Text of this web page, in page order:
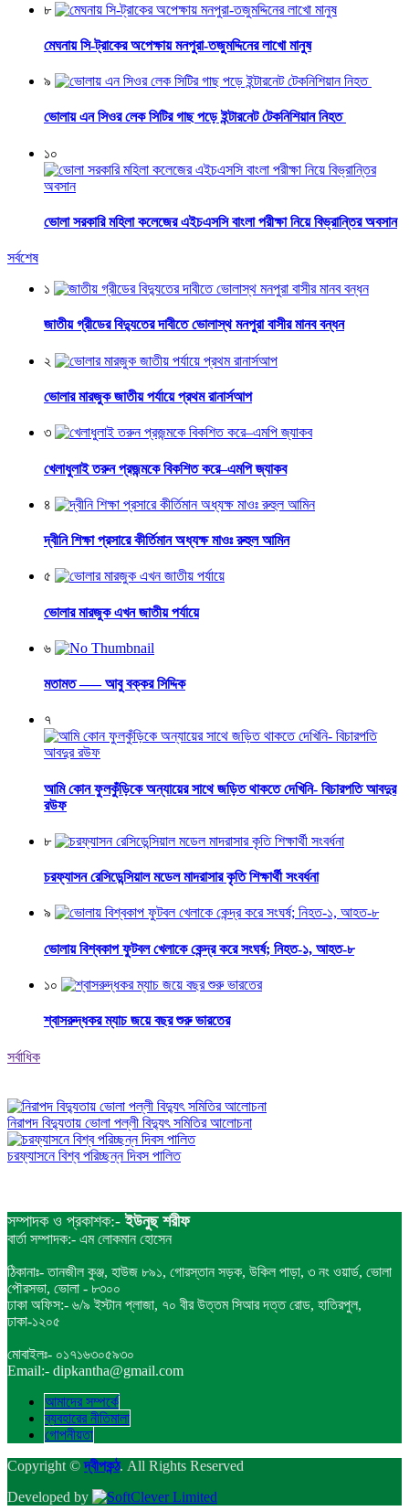
৮
মেঘনায় সি-ট্রাকের অপেক্ষায় মনপুরা-তজুমদ্দিনের লাখো মানুষ
৯
ভোলায় এন সিওর লেক সিটির গাছ পড়ে ইন্টারনেট টেকনিশিয়ান নিহত
১০
ভোলা সরকারি মহিলা কলেজের এইচএসসি বাংলা পরীক্ষা নিয়ে বিভ্রান্তির অবসান
সর্বশেষ
১
জাতীয় গ্রীডের বিদ্যুতের দাবীতে ভোলাস্থ মনপুরা বাসীর মানব বন্ধন
২
ভোলার মারজুক জাতীয় পর্যায়ে প্রথম রানার্সআপ
৩
খেলাধুলাই তরুন প্রজন্মকে বিকশিত করে–এমপি জ্যাকব
৪
দ্বীনি শিক্ষা প্রসারে কীর্তিমান অধ্যক্ষ মাওঃ রুহুল আমিন
৫
ভোলার মারজুক এখন জাতীয় পর্যায়ে
৬
মতামত —– আবু বক্কর সিদ্দিক
৭
আমি কোন ফুলকুঁড়িকে অন্যায়ের সাথে জড়িত থাকতে দেখিনি- বিচারপতি আবদুর
রউফ
৮
চরফ্যাসন রেসিডেন্সিয়াল মডেল মাদরাসার কৃতি শিক্ষার্থী সংবর্ধনা
৯
ভোলায় বিশ্বকাপ ফুটবল খেলাকে কেন্দ্র করে সংঘর্ষ; নিহত-১, আহত-৮
১০
শ্বাসরুদ্ধকর ম্যাচ জয়ে বছর শুরু ভারতের
সর্বাধিক
নিরাপদ বিদ্যুতায় ভোলা পল্লী বিদ্যুৎ সমিতির আলোচনা
চরফ্যাসনে বিশ্ব পরিচ্ছন্ন দিবস পালিত
সম্পাদক ও প্রকাশক:-ইউনুছ শরীফ
বার্তা সম্পাদক:- এম লোকমান হোসেন
ঠিকানাঃ- তানজীল কুঞ্জ, হাউজ ৮৯১, গোরস্তান সড়ক, উকিল পাড়া, ৩ নং ওয়ার্ড, ভোলা
পৌরসভা, ভোলা - ৮৩০০
ঢাকা অফিস:- ৬/৯ ইস্টান প্লাজা, ৭০ বীর উত্তম সিআর দত্ত রোড, হাতিরপুল,
ঢাকা-১২০৫
মোবাইলঃ- ০১৭১৬৩০৫৯৩০
Email:- dipkantha@gmail.com
আমাদের সম্পর্কে
ব্যবহারের নীতিমালা
গোপনীয়তা
Copyright ©দ্বীপকন্ঠ. All Rights Reserved
Developed by